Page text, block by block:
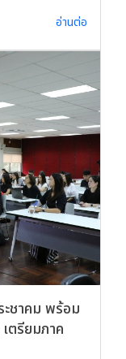
อ่านต่อ
ะชาคม พร้อม
ตรียมภาค